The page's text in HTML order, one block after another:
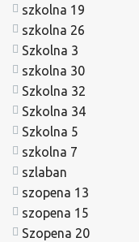
szkolna 19
szkolna 26
Szkolna 3
szkolna 30
Szkolna 32
Szkolna 34
Szkolna 5
szkolna 7
szlaban
szopena 13
szopena 15
Szopena 20